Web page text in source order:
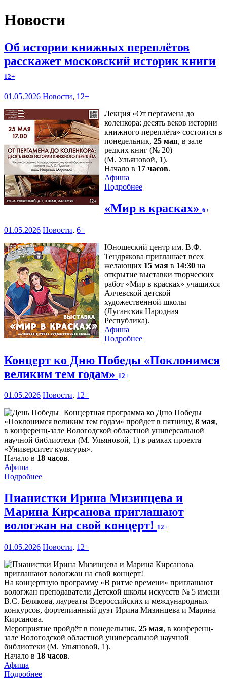
Новости
Об истории книжных переплётов
расскажет московский историк книги
12+
01.05.2026 Новости, 12+
Лекция «От пергамена до
коленкора: десять веков истории
книжного переплёта» состоится в
понедельник, 25 мая, в зале
редких книг (№ 20)
(М. Ульяновой, 1).
Начало в 17 часов.
Афиша
Подробнее
«Мир в красках» 6+
01.05.2026 Новости, 6+
Юношеский центр им. В.Ф.
Тендрякова приглашает всех
желающих 15 мая в 14:30 на
открытие выставки творческих
работ «Мир в красках» учащихся
Алчевской детской
художественной школы
(Луганская Народная
Республика).
Афиша
Подробнее
Концерт ко Дню Победы «Поклонимся
великим тем годам» 12+
01.05.2026 Новости, 12+
Концертная программа ко Дню Победы
«Поклонимся великим тем годам» пройдет в пятницу, 8 мая,
в конференц-зале Вологодской областной универсальной
научной библиотеки (М. Ульяновой, 1) в рамках проекта
«Университет культуры».
Начало в 18 часов.
Афиша
Подробнее
Пианистки Ирина Мизинцева и
Марина Кирсанова приглашают
вологжан на свой концерт! 12+
01.05.2026 Новости, 12+
На концертную программу «В ритме времени» приглашают
вологжан преподаватели Детской школы искусств № 5 имени
В.С. Белякова, лауреаты Всероссийских и международных
конкурсов, фортепианный дуэт Ирина Мизинцева и Марина
Кирсанова.
Мероприятие пройдёт в понедельник, 25 мая, в конференц-
зале Вологодской областной универсальной научной
библиотеки (М. Ульяновой, 1).
Начало в 18 часов.
Афиша
Подробнее